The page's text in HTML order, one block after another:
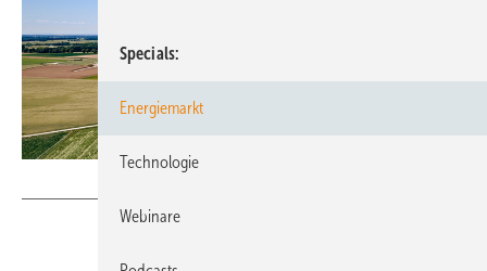
Specials
Energiemarkt
Technologie
Webinare